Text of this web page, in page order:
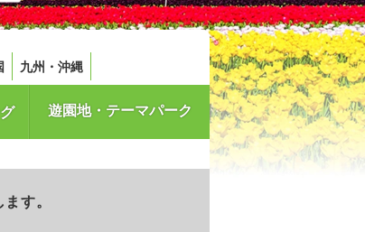
九州・沖縄
遊園地・テーマパーク
す。